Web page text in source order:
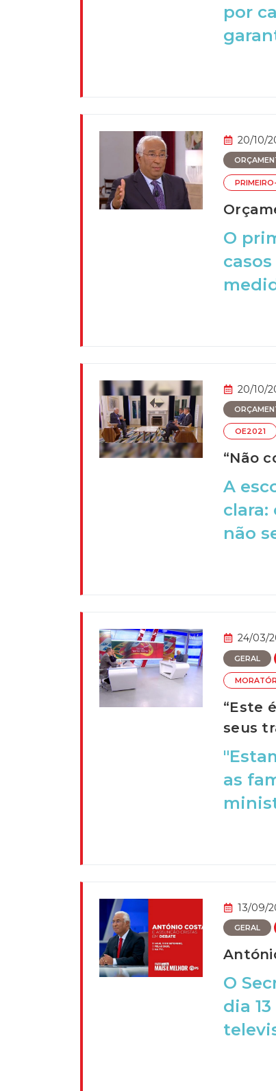
por
20/10/
O
20/10/
OE2021
“Não
A
clara:
não
24/03/
GERAL
“Este
seus
as
13/09/
GERAL
O
dia